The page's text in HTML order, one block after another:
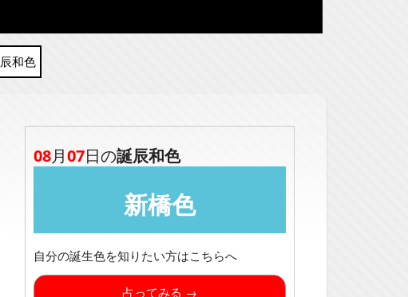
誕辰和色
08月07日の誕辰和色
新橋色
自分の誕生色を知りたい方はこちらへ
占ってみる →